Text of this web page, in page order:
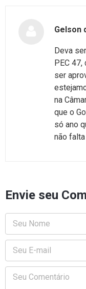
Gelson
Deva
PEC
ser
na
que o
só ano
não
Envie seu